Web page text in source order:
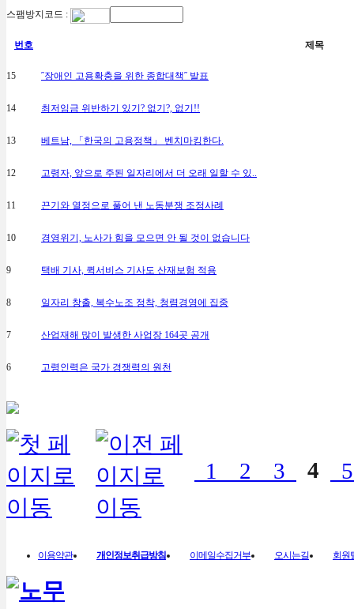
스팸방지코드 :
번호 제목
15 ˝장애인 고용확충을 위한 종합대책˝ 발표
14 최저임금 위반하기 있기? 없기?, 없기!!
13 베트남, 「한국의 고용정책」 벤치마킹한다.
12 고령자, 앞으로 주된 일자리에서 더 오래 일할 수 있..
11 끈기와 열정으로 풀어 낸 노동분쟁 조정사례
10 경영위기, 노사가 힘을 모으면 안 될 것이 없습니다
9 택배 기사, 퀵서비스 기사도 산재보험 적용
8 일자리 창출, 복수노조 정착, 청렴경영에 집중
7 산업재해 많이 발생한 사업장 164곳 공개
6 고령인력은 국가 경쟁력의 원천
1 2 3 4
이용약관 개인정보취급방침 이메일수집거부 오시는길 회원